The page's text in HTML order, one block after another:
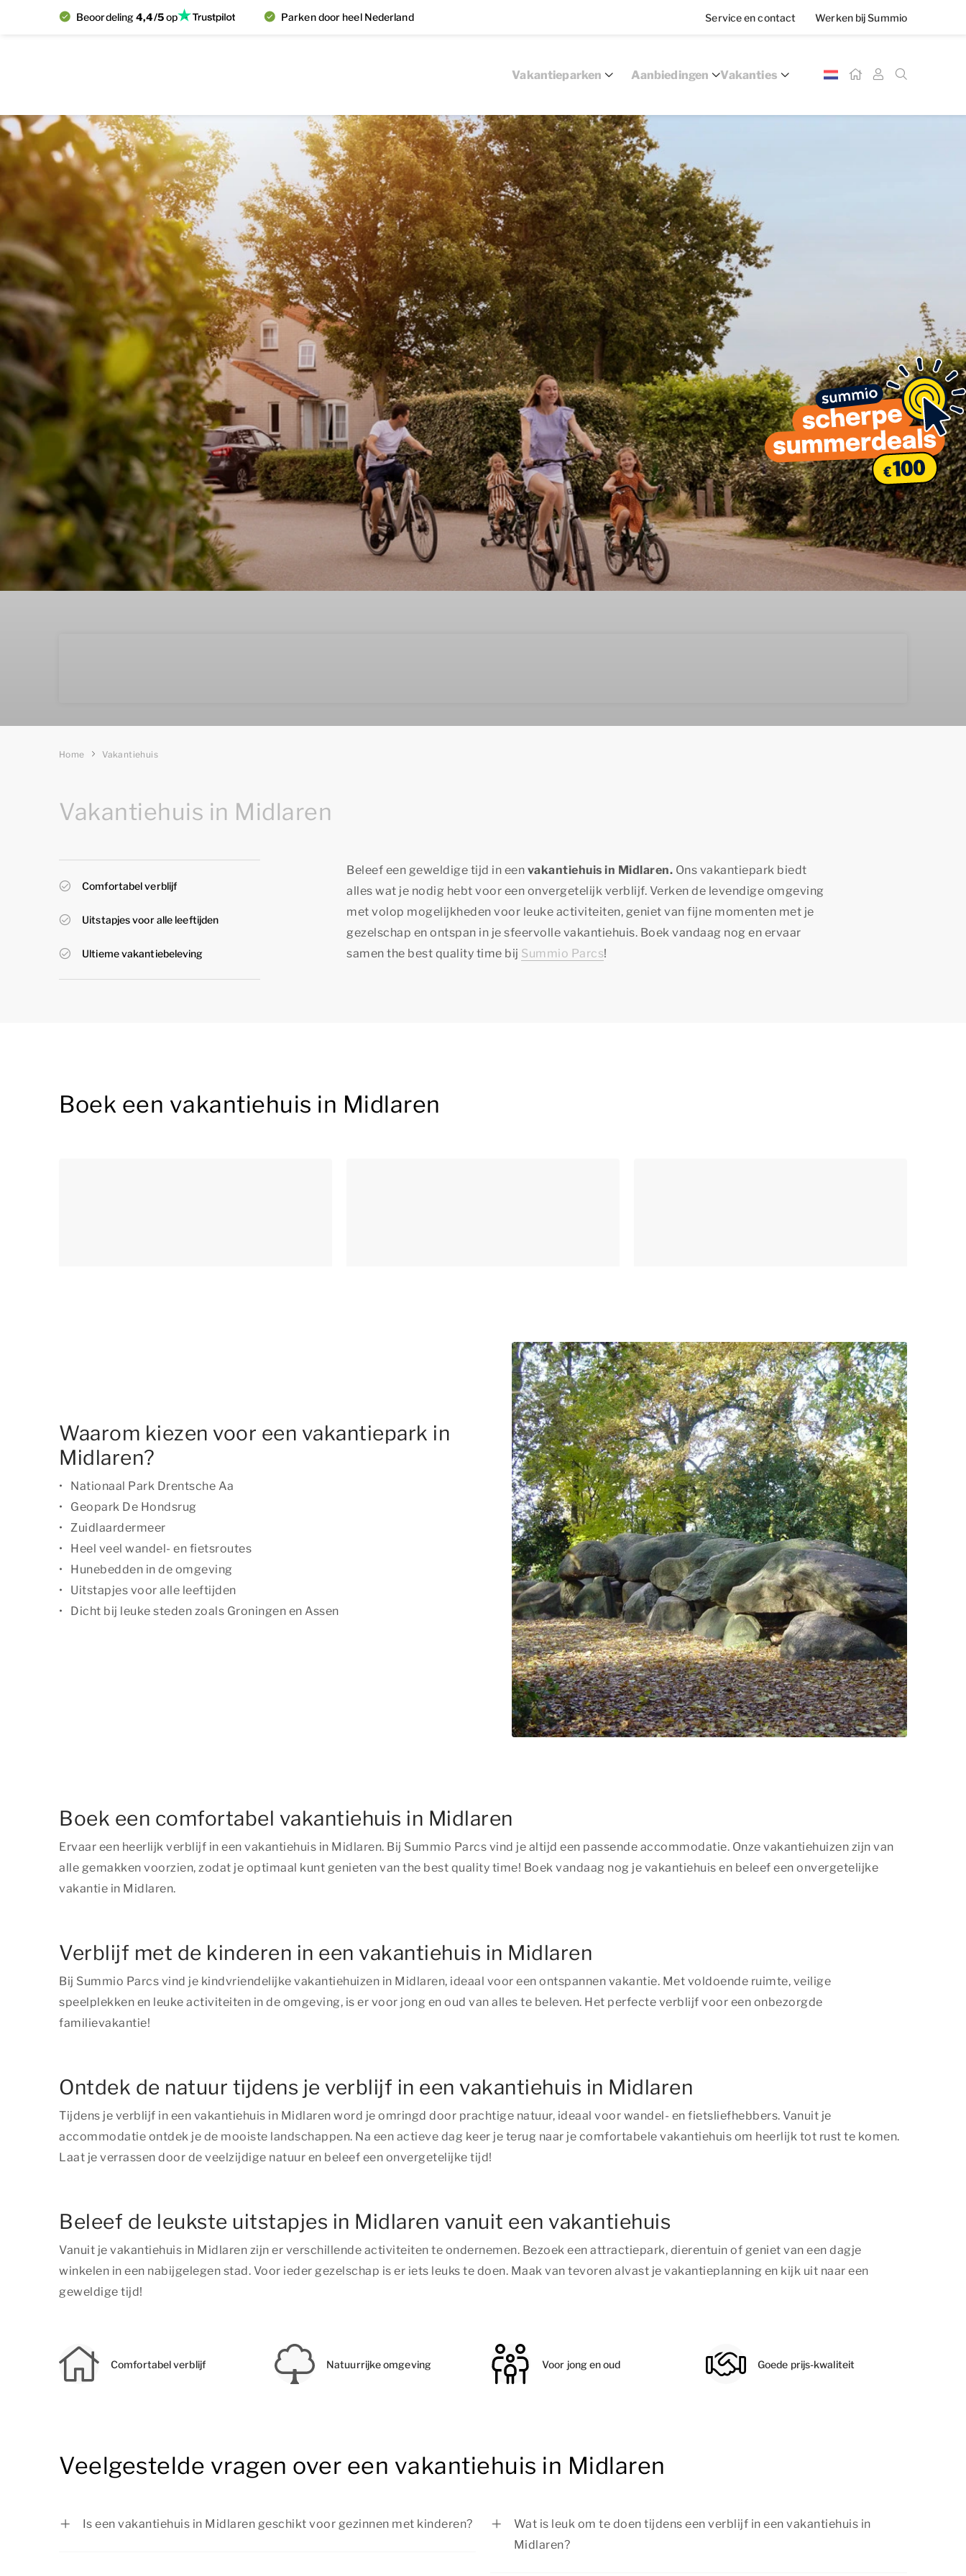
Beoordeling4,4/5op Parken door heel Nederland Service en contact Werken bij Summio
Vakantieparken Aanbiedingen Vakanties
Home Vakantiehuis
Vakantiehuis in Midlaren
Comfortabel verblijf
Uitstapjes voor alle leeftijden
Ultieme vakantiebeleving
Beleef een geweldige tijd in een vakantiehuis in Midlaren. Ons vakantiepark biedt
alles wat je nodig hebt voor een onvergetelijk verblijf. Verken de levendige omgeving
met volop mogelijkheden voor leuke activiteiten, geniet van fijne momenten met je
gezelschap en ontspan in je sfeervolle vakantiehuis. Boek vandaag nog en ervaar
samen the best quality time bij Summio Parcs!
Boek een vakantiehuis in Midlaren
Waarom kiezen voor een vakantiepark in
Midlaren?
Nationaal Park Drentsche Aa
Geopark De Hondsrug
Zuidlaardermeer
Heel veel wandel- en fietsroutes
Hunebedden in de omgeving
Uitstapjes voor alle leeftijden
Dicht bij leuke steden zoals Groningen en Assen
Boek een comfortabel vakantiehuis in Midlaren
Ervaar een heerlijk verblijf in een vakantiehuis in Midlaren. Bij Summio Parcs vind je altijd een passende accommodatie. Onze vakantiehuizen zijn van
alle gemakken voorzien, zodat je optimaal kunt genieten van the best quality time! Boek vandaag nog je vakantiehuis en beleef een onvergetelijke
vakantie in Midlaren.
Verblijf met de kinderen in een vakantiehuis in Midlaren
Bij Summio Parcs vind je kindvriendelijke vakantiehuizen in Midlaren, ideaal voor een ontspannen vakantie. Met voldoende ruimte, veilige
speelplekken en leuke activiteiten in de omgeving, is er voor jong en oud van alles te beleven. Het perfecte verblijf voor een onbezorgde
familievakantie!
Ontdek de natuur tijdens je verblijf in een vakantiehuis in Midlaren
Tijdens je verblijf in een vakantiehuis in Midlaren word je omringd door prachtige natuur, ideaal voor wandel- en fietsliefhebbers. Vanuit je
accommodatie ontdek je de mooiste landschappen. Na een actieve dag keer je terug naar je comfortabele vakantiehuis om heerlijk tot rust te komen.
Laat je verrassen door de veelzijdige natuur en beleef een onvergetelijke tijd!
Beleef de leukste uitstapjes in Midlaren vanuit een vakantiehuis
Vanuit je vakantiehuis in Midlaren zijn er verschillende activiteiten te ondernemen. Bezoek een attractiepark, dierentuin of geniet van een dagje
winkelen in een nabijgelegen stad. Voor ieder gezelschap is er iets leuks te doen. Maak van tevoren alvast je vakantieplanning en kijk uit naar een
geweldige tijd!
Comfortabel verblijf Natuurrijke omgeving Voor jong en oud Goede prijs-kwaliteit
Veelgestelde vragen over een vakantiehuis in Midlaren
Is een vakantiehuis in Midlaren geschikt voor gezinnen met kinderen?
Wat is leuk om te doen tijdens een verblijf in een vakantiehuis in
Midlaren?